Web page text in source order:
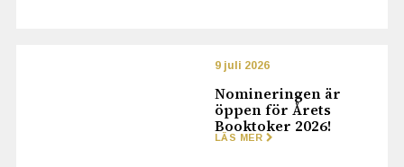
9 juli 2026
Nomineringen är
öppen för Årets
Booktoker 2026!
LÄS MER